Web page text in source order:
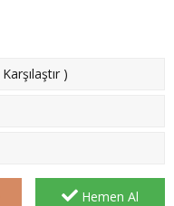
Karşılaştır )
Hemen Al